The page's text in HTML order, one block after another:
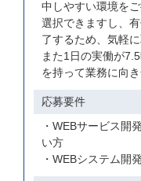
中しやすい環境を
選択できますし、
了するため、気軽
また1日の実働が
を持って業務に向
応募要件
・WEBサービス開
い方
・WEBシステム開